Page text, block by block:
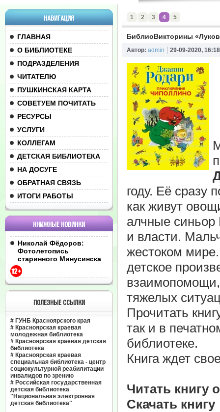
НАВИГАЦИЯ
ГЛАВНАЯ
О БИБЛИОТЕКЕ
ПОДРАЗДЕЛЕНИЯ
ЧИТАТЕЛЮ
ПУШКИНСКАЯ КАРТА
СОВЕТУЕМ ПОЧИТАТЬ
РЕСУРСЫ
УСЛУГИ
КОЛЛЕГАМ
ДЕТСКАЯ БИБЛИОТЕКА
НА ДОСУГЕ
ОБРАТНАЯ СВЯЗЬ
ИТОГИ РАБОТЫ
КНИЖНЫЕ НОВИНКИ
Николай Фёдоров:
Фотолетопись
старинного Минусинска
ПОЛЕЗНЫЕ ССЫЛКИ
# ГУНБ Красноярского края
# Красноярская краевая
молодежная библиотека
# Красноярская краевая детская
библиотека
# Красноярская краевая
специальная библиотека - центр
социокультурной реабилитации
инвалидов по зрению
# Российская государственная
детская библиотека
"Национальная электронная
детская библиотека"
1 2 3 4 5
БиблиоВикторины
Автор: admin 29-09-2020, 16:18
году. Её сразу
как живут
алчные синьор
и власти.
жестоком
детское
взаимопомощи,
тяжелых
Прочитать
так и в
библиотеке.
Книга ждет
Читать книгу
Скачать книгу